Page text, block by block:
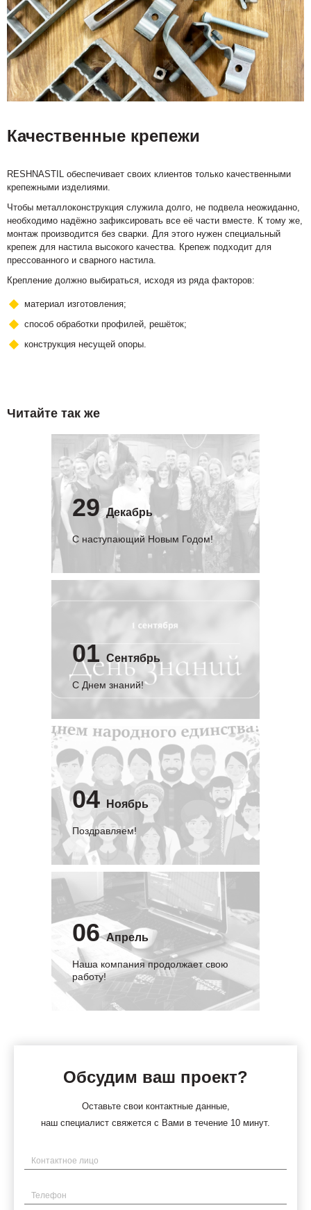
Качественные крепежи
RESHNASTIL обеспечивает своих клиентов только качественными
крепежными изделиями.
Чтобы металлоконструкция служила долго, не подвела неожиданно,
необходимо надёжно зафиксировать все её части вместе. К тому же,
монтаж производится без сварки. Для этого нужен специальный
крепеж для настила высокого качества. Крепеж подходит для
прессованного и сварного настила.
Крепление должно выбираться, исходя из ряда факторов:
материал изготовления;
способ обработки профилей, решёток;
конструкция несущей опоры.
Читайте так же
29 Декабрь
С наступающий Новым Годом!
01 Сентябрь
C Днем знаний!
04 Ноябрь
Поздравляем!
06 Апрель
Наша компания продолжает свою
работу!
Обсудим ваш проект?
Оставьте свои контактные данные,
наш специалист свяжется с Вами в течение 10 минут.
Имя
Телефон